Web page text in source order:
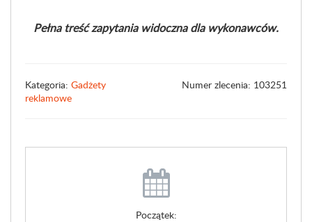
Pełna treść zapytania widoczna dla wykonawców.
Kategoria: Gadżety
reklamowe
Numer zlecenia: 103251
Początek: